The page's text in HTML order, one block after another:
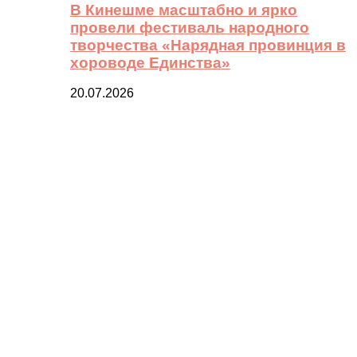
В Кинешме масштабно и ярко
провели фестиваль народного
творчества «Нарядная провинция в
хороводе Единства»
20.07.2026